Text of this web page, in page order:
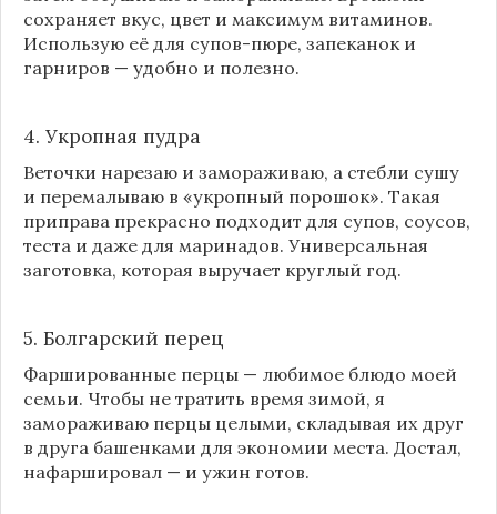
сохраняет вкус, цвет и максимум витаминов.
Использую её для супов-пюре, запеканок и
гарниров — удобно и полезно.
4. Укропная пудра
Веточки нарезаю и замораживаю, а стебли сушу
и перемалываю в «укропный порошок». Такая
приправа прекрасно подходит для супов, соусов,
теста и даже для маринадов. Универсальная
заготовка, которая выручает круглый год.
5. Болгарский перец
Фаршированные перцы — любимое блюдо моей
семьи. Чтобы не тратить время зимой, я
замораживаю перцы целыми, складывая их друг
в друга башенками для экономии места. Достал,
нафаршировал — и ужин готов.